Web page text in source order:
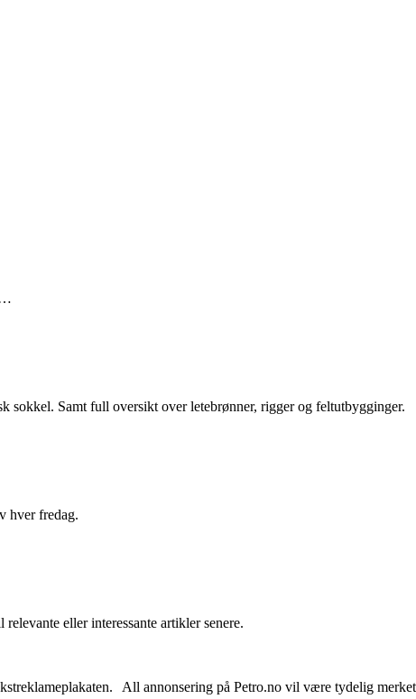
…
sokkel. Samt full oversikt over letebrønner, rigger og feltutbygginger.
hver fredag.
eller interessante artikler senere.
All annonsering på Petro.no vil være tydelig